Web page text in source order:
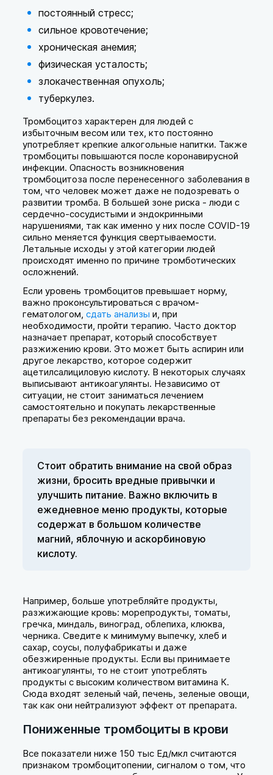
постоянный стресс;
сильное кровотечение;
хроническая анемия;
физическая усталость;
злокачественная опухоль;
туберкулез.
Тромбоцитоз характерен для людей с
избыточным весом или тех, кто постоянно
употребляет крепкие алкогольные напитки. Также
тромбоциты повышаются после коронавирусной
инфекции. Опасность возникновения
тромбоцитоза после перенесенного заболевания в
том, что человек может даже не подозревать о
развитии тромба. В большей зоне риска - люди с
сердечно-сосудистыми и эндокринными
нарушениями, так как именно у них после COVID-19
сильно меняется функция свертываемости.
Летальные исходы у этой категории людей
происходят именно по причине тромботических
осложнений.
Если уровень тромбоцитов превышает норму,
важно проконсультироваться с врачом-
гематологом, сдать анализы и, при
необходимости, пройти терапию. Часто доктор
назначает препарат, который способствует
разжижению крови. Это может быть аспирин или
другое лекарство, которое содержит
ацетилсалициловую кислоту. В некоторых случаях
выписывают антикоагулянты. Независимо от
ситуации, не стоит заниматься лечением
самостоятельно и покупать лекарственные
препараты без рекомендации врача.
Стоит обратить внимание на свой образ
жизни, бросить вредные привычки и
улучшить питание. Важно включить в
ежедневное меню продукты, которые
содержат в большом количестве
магний, яблочную и аскорбиновую
кислоту.
Например, больше употребляйте продукты,
разжижающие кровь: морепродукты, томаты,
гречка, миндаль, виноград, облепиха, клюква,
черника. Сведите к минимуму выпечку, хлеб и
сахар, соусы, полуфабрикаты и даже
обезжиренные продукты. Если вы принимаете
антикоагулянты, то не стоит употреблять
продукты с высоким количеством витамина К.
Сюда входят зеленый чай, печень, зеленые овощи,
так как они нейтрализуют эффект от препарата.
Пониженные тромбоциты в крови
Все показатели ниже 150 тыс Ед/мкл считаются
признаком тромбоцитопении, сигналом о том, что